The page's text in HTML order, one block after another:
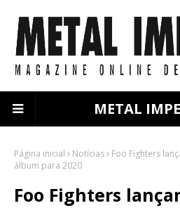
METAL
Página inicial Notícias
Foo Fighters
álbum para 2020
Foo Fighters